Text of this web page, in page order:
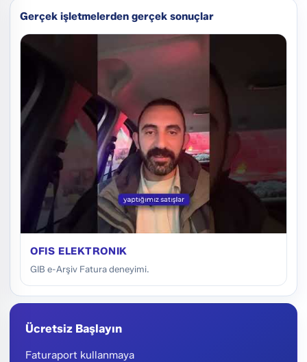
Gerçek işletmelerden gerçek sonuçlar
OFIS ELEKTRONIK
GIB e-Arşiv Fatura deneyimi.
Ücretsiz Başlayın
Faturaport kullanmaya